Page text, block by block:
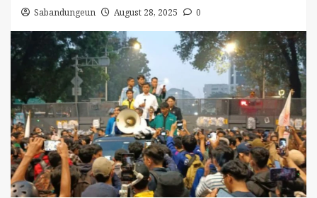
Sabandungeun August 28, 2025 0